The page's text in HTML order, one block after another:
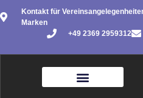
Kontakt für
Marken
+49 2369 2959312